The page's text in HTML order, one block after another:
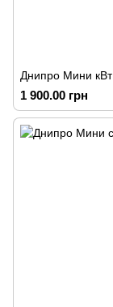
Днипро Мини кВт
1 900.00 грн